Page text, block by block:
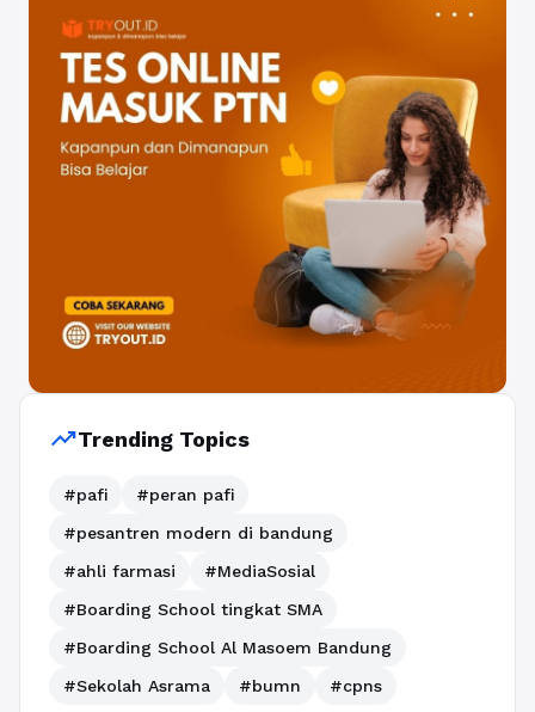
trending_upTrending Topics
#pafi
#peran pafi
#pesantren modern di bandung
#ahli farmasi
#MediaSosial
#Boarding School tingkat SMA
#Boarding School Al Masoem Bandung
#Sekolah Asrama
#bumn #cpns